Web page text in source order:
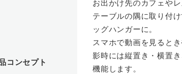
コンセプト
お出かけ先のカフェや
テーブルの隅に取り付
ッグハンガーに。
スマホで動画を見ると
影時には縦置き・横置
機能します。